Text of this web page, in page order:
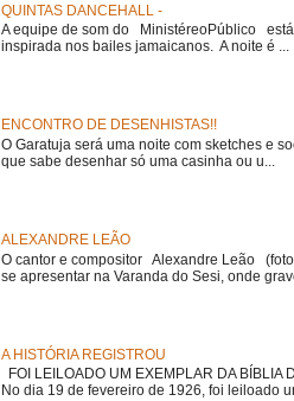
QUINTAS DANCEHALL -
A equipe de som do MinistéreoPúblico
inspirada nos bailes jamaicanos. A noite é ...
ENCONTRO DE DESENHISTAS!!
O Garatuja será uma noite com sketches e
que sabe desenhar só uma casinha ou u...
ALEXANDRE LEÃO
O cantor e compositor Alexandre Leão
se apresentar na Varanda do Sesi, onde
A HISTÓRIA REGISTROU
FOI LEILOADO UM EXEMPLAR DA
No dia 19 de fevereiro de 1926, foi leiloado